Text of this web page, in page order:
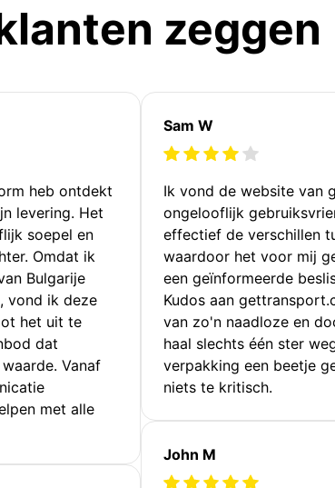
zeggen
heb ontdekt
levering. Het
soepel en
Omdat ik
Bulgarije
vond ik deze
het uit te
dat
Vanaf
met alle
Sam W
Ik vond de website van
ongelooflijk
effectief de verschillen
waardoor het voor mij
een geïnformeerde
Kudos aan
van zo'n naadloze en
haal slechts één ster
verpakking een beetje
niets te kritisch.
John M